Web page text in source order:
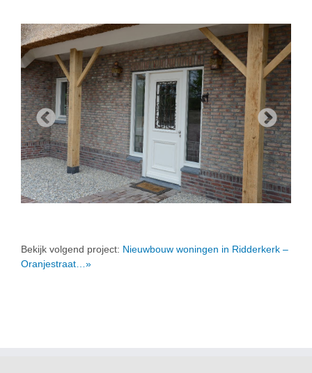
Bekijk volgend project: Nieuwbouw woningen in Ridderkerk –
Oranjestraat…»